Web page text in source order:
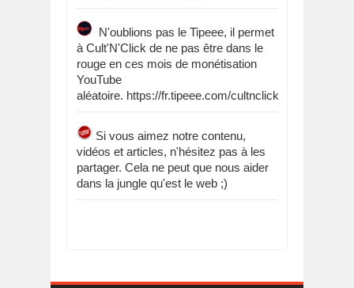
N'oublions pas le Tipeee, il permet
à Cult'N'Click de ne pas être dans le
rouge en ces mois de monétisation
YouTube
aléatoire. https://fr.tipeee.com/cultnclick
Si vous aimez notre contenu,
vidéos et articles, n'hésitez pas à les
partager. Cela ne peut que nous aider
dans la jungle qu'est le web ;)